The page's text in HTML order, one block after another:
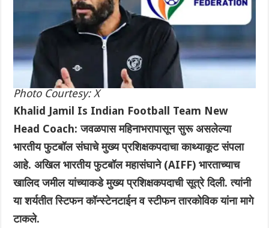
Photo Courtesy: X
Khalid Jamil Is Indian Football Team New
Head Coach: जवळपास महिनाभरापासून सुरू असलेल्या
भारतीय फुटबॉल संघाचे मुख्य प्रशिक्षकपदाचा काथ्याकूट संपला
आहे. अखिल भारतीय फुटबॉल महासंघाने (AIFF) भारताच्याच
खालिद जमील यांच्याकडे मुख्य प्रशिक्षकपदाची सूत्रे दिली. त्यांनी
या शर्यतीत स्टिफन कॉन्स्टेनटाईन व स्टीफन तारकोविक यांना मागे
टाकले.